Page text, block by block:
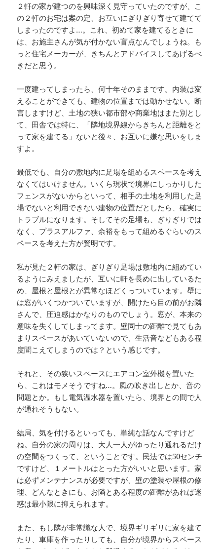
２軒の家が建つのを興味深く見守っていたのですが、こ
の２軒のお宅は案の定、お互いにぎりぎり寄せて建てて
しまったのですよ…。これ、初めて家を建てるときに
は、お施主さんが気が付かない盲点なんでしょうね。も
っと住宅メーカーが、きちんとアドバイスしてあげるべ
きだと思う。
一度建ってしまったら、何十年そのままです。内装は変
えることができても、建物の位置までは動かせない。断
言しますけど、土地の狭い都市部や商業地はまた別とし
て、田舎では特に、「隣地境界線からきちんと距離をと
って家を建てる」ないと後々、お互いに嫌な思いをしま
すよ。
最低でも、自分の敷地内に足場を組めるスペースを考え
なくてはいけません。いくら現状で境界にしっかりした
フェンスがないからといって、相手の土地を利用した足
場でないと利用できない建物の位置だとしたら、確実に
トラブルになります。そしてその足場も、ぎりぎりでは
なく、プラスアルファ、余裕をもって組めるぐらいのス
ペースを考えた方が賢明です。
私が見た２軒の家は、ぎりぎり足場は敷地内に組めてい
るようにみえましたが、互いに軒を長めに出しているた
め、屋根と屋根とが異常なほどくっついています。壁に
は窓がいくつかついていますが、開けたら目の前がお隣
さんで、圧迫感はかなりのものでしょう。窓が、本来の
意味を失くしてしまってます。壁同士の距離で見てもあ
まりスペースがあいていないので、生活音などもある程
度聞こえてしまうのでは？という感じです。
それと、その狭いスペースにエアコン室外機を置いた
ら、これはモメそうですね…。風の吹き出しとか、音の
問題とか。もし電気温水器を置いたら、境界との間で人
が通れそうもない。
結局、気を付けるといっても、単純な話なんですけど
ね。自分の家の周りは、大人一人がゆったり通れるだけ
の空間をつくって、ということです。民法では50センチ
ですけど、１メートルはとった方がいいと思います。家
は必ずメンテナンスが必要ですが、壁の塗装や屋根の修
理、どんなときにも、お隣とある程度の距離があれば迷
惑は最小限に抑えられます。
また、もし隣が非常識な人で、境界ギリギリに家を建て
たり、車庫を作ったりしても、自分が境界からスペース